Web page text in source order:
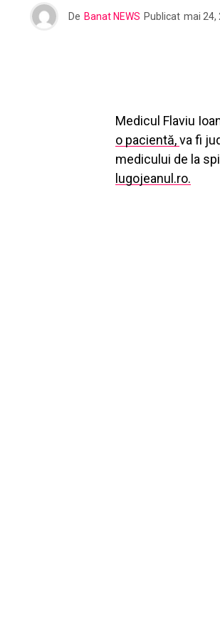
De Banat NEWS Publicat mai 24,
Medicul Flaviu
o pacientă,va fi
medicului de la
lugojeanul.ro.